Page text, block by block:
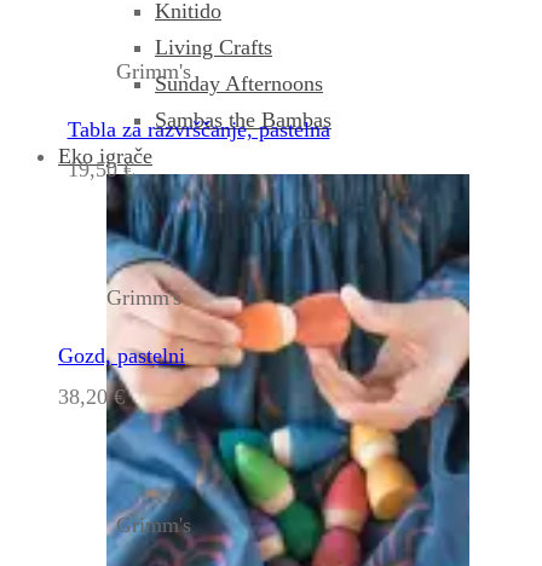
Knitido
Living Crafts
Sunday Afternoons
Sambas the Bambas
Eko igrače
Grimm's
Tabla za razvrščanje, pastelna
19,50€
Grimm's
Gozd, pastelni
38,20€
Grimm's